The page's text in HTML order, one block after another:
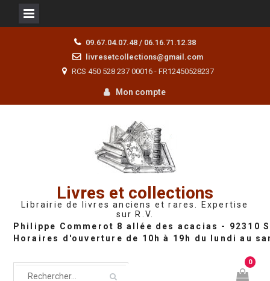
09.67.04.07.48 / 06.16.71.12.38
livresetcollections@gmail.com
RCS 450 528 237 00016 - FR12450528237
Mon compte
Livres et collections
Librairie de livres anciens et rares. Expertise
sur R.V.
0